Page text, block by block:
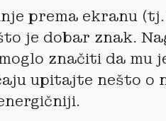
prema ekranu
je dobar znak.
značiti da mu
upitajte nešto o